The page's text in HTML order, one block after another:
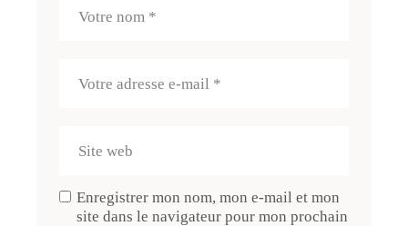
Enregistrer mon nom, mon e-mail et mon
site dans le navigateur pour mon prochain